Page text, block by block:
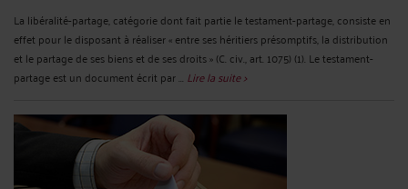
La libéralité-partage, catégorie dont fait partie le testament-partage, consiste en
effet pour le disposant à réaliser « entre ses héritiers présomptifs, la distribution
et le partage de ses biens et de ses droits » (C. civ., art. 1075) (1). Le testament-
partage est un document écrit par ... Lire la suite >